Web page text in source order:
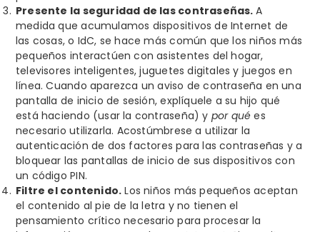
Presente la seguridad de las contraseñas. A
medida que acumulamos dispositivos de Internet de
las cosas, o IdC, se hace más común que los niños más
pequeños interactúen con asistentes del hogar,
televisores inteligentes, juguetes digitales y juegos en
línea. Cuando aparezca un aviso de contraseña en una
pantalla de inicio de sesión, explíquele a su hijo qué
está haciendo (usar la contraseña) y por qué es
necesario utilizarla. Acostúmbrese a utilizar la
autenticación de dos factores para las contraseñas y a
bloquear las pantallas de inicio de sus dispositivos con
un código PIN.
Filtre el contenido. Los niños más pequeños aceptan
el contenido al pie de la letra y no tienen el
pensamiento crítico necesario para procesar la